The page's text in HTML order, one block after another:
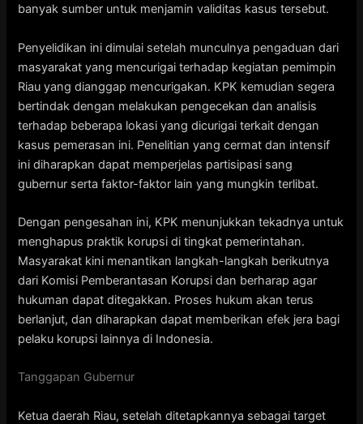
banyak sumber untuk menjamin validitas kasus tersebut.
Penyelidikan ini dimulai setelah munculnya pengaduan dari
masyarakat yang mencurigai terhadap kegiatan pemimpin
Riau yang dianggap mencurigakan. KPK kemudian segera
bertindak dengan melakukan pengecekan dan analisis
terhadap beberapa lokasi yang dicurigai terkait dengan
kasus pemerasan ini. Penelitian yang cermat dan intensif
ini diharapkan dapat memperjelas partisipasi sang
gubernur serta faktor-faktor lain yang mungkin terlibat.
Dengan pengesahan ini, KPK menunjukkan tekadnya untuk
menghapus praktik korupsi di tingkat pemerintahan.
Masyarakat kini menantikan langkah-langkah berikutnya
dari Komisi Pemberantasan Korupsi dan berharap agar
hukuman dapat ditegakkan. Proses hukum akan terus
berlanjut, dan diharapkan dapat memberikan efek jera bagi
pelaku korupsi lainnya di Indonesia.
Tanggapan Gubernur
Ketua daerah Riau, setelah ditetapkannya sebagai target